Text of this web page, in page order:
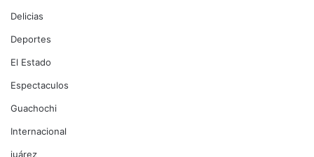
Delicias
Deportes
El Estado
Espectaculos
Guachochi
Internacional
juárez